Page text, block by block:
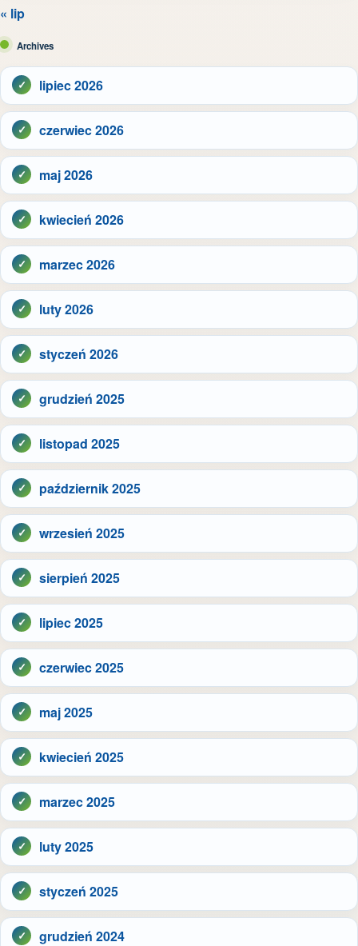
« lip
Archives
lipiec 2026
czerwiec 2026
maj 2026
kwiecień 2026
marzec 2026
luty 2026
styczeń 2026
grudzień 2025
listopad 2025
październik 2025
wrzesień 2025
sierpień 2025
lipiec 2025
czerwiec 2025
maj 2025
kwiecień 2025
marzec 2025
luty 2025
styczeń 2025
grudzień 2024